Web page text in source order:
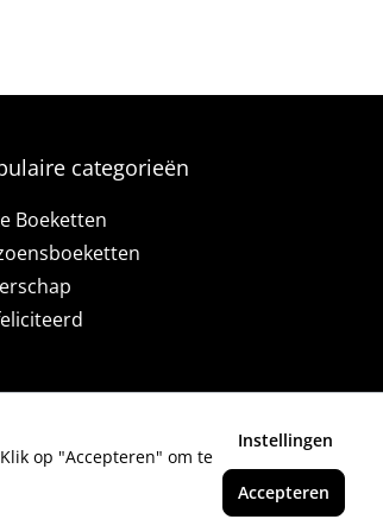
categorieën
Boeketten
op "Accepteren" om te
Instellingen
Accepteren